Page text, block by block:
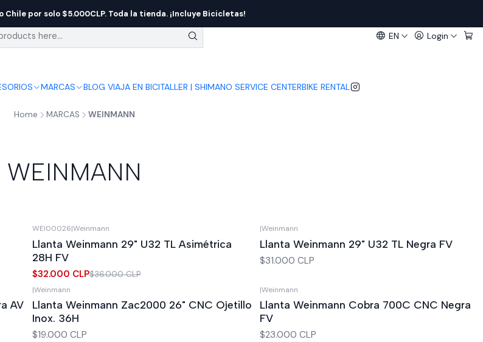
EN Login
MARCAS BLOG VIAJA EN BICITALLER | SHIMANO SERVICE CENTERBIKE RENTAL
Chile por solo $5.000CLP. Toda la tienda. ¡Incluye Bicicletas!
Home MARCAS WEINMANN
WEINMANN
WEI00026|Weinmann
Llanta Weinmann 29" U32 TL Asimétrica
28H FV
$32.000 CLP$36.000 CLP
|Weinmann
Llanta Weinmann 29" U32 TL Negra FV
$31.000 CLP
AV
|Weinmann
Llanta Weinmann Zac2000 26" CNC Ojetillo
Inox. 36H
$19.000 CLP
|Weinmann
Llanta Weinmann Cobra 700C CNC Negra
FV
$23.000 CLP